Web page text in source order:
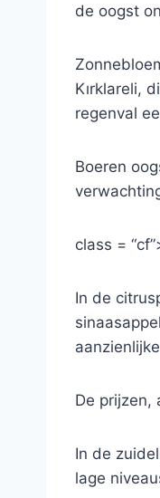
de oogst
Kırklareli,
regenval
Boeren
class =
In de
De prijzen,
In de
lage